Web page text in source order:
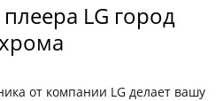
LG город
от компании LG делает вашу